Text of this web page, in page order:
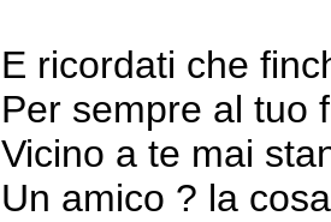
E ricordati che
Per sempre al tuo
Vicino a te mai
Un amico ? la